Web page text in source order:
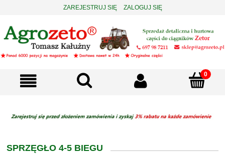
ZAREJESTRUJ SIĘ ZALOGUJ SIĘ
SPRZĘGŁO 4-5 BIEGU